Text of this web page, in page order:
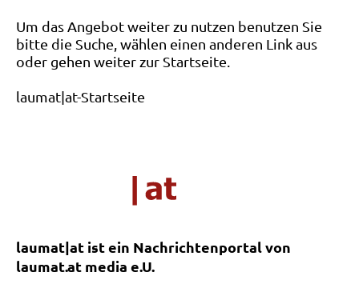
Um das Angebot weiter zu nutzen benutzen Sie
bitte die Suche, wählen einen anderen Link aus
oder gehen weiter zur Startseite.
laumat|at-Startseite
laumat|at ist ein Nachrichtenportal von
laumat.at media e.U.